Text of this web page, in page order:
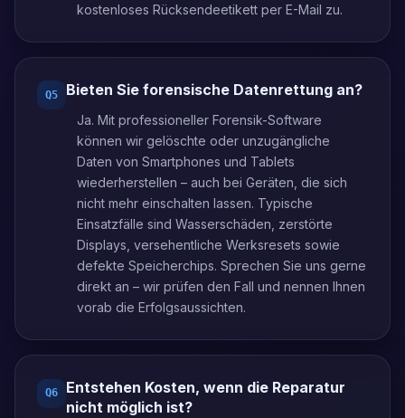
kostenloses Rücksendeetikett per E-Mail zu.
Q5 Bieten Sie forensische Datenrettung an?
Ja. Mit professioneller Forensik-Software
können wir gelöschte oder unzugängliche
Daten von Smartphones und Tablets
wiederherstellen – auch bei Geräten, die sich
nicht mehr einschalten lassen. Typische
Einsatzfälle sind Wasserschäden, zerstörte
Displays, versehentliche Werksresets sowie
defekte Speicherchips. Sprechen Sie uns gerne
direkt an – wir prüfen den Fall und nennen Ihnen
vorab die Erfolgsaussichten.
Q6
Entstehen Kosten, wenn die Reparatur
nicht möglich ist?